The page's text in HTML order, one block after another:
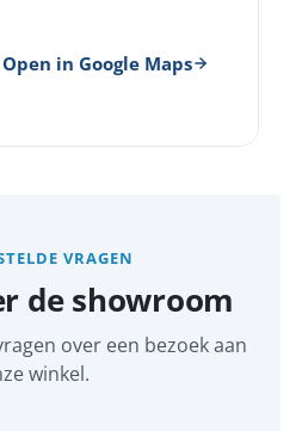
Open in Google Maps
VRAGEN
de showroom
over een bezoek aan
winkel.